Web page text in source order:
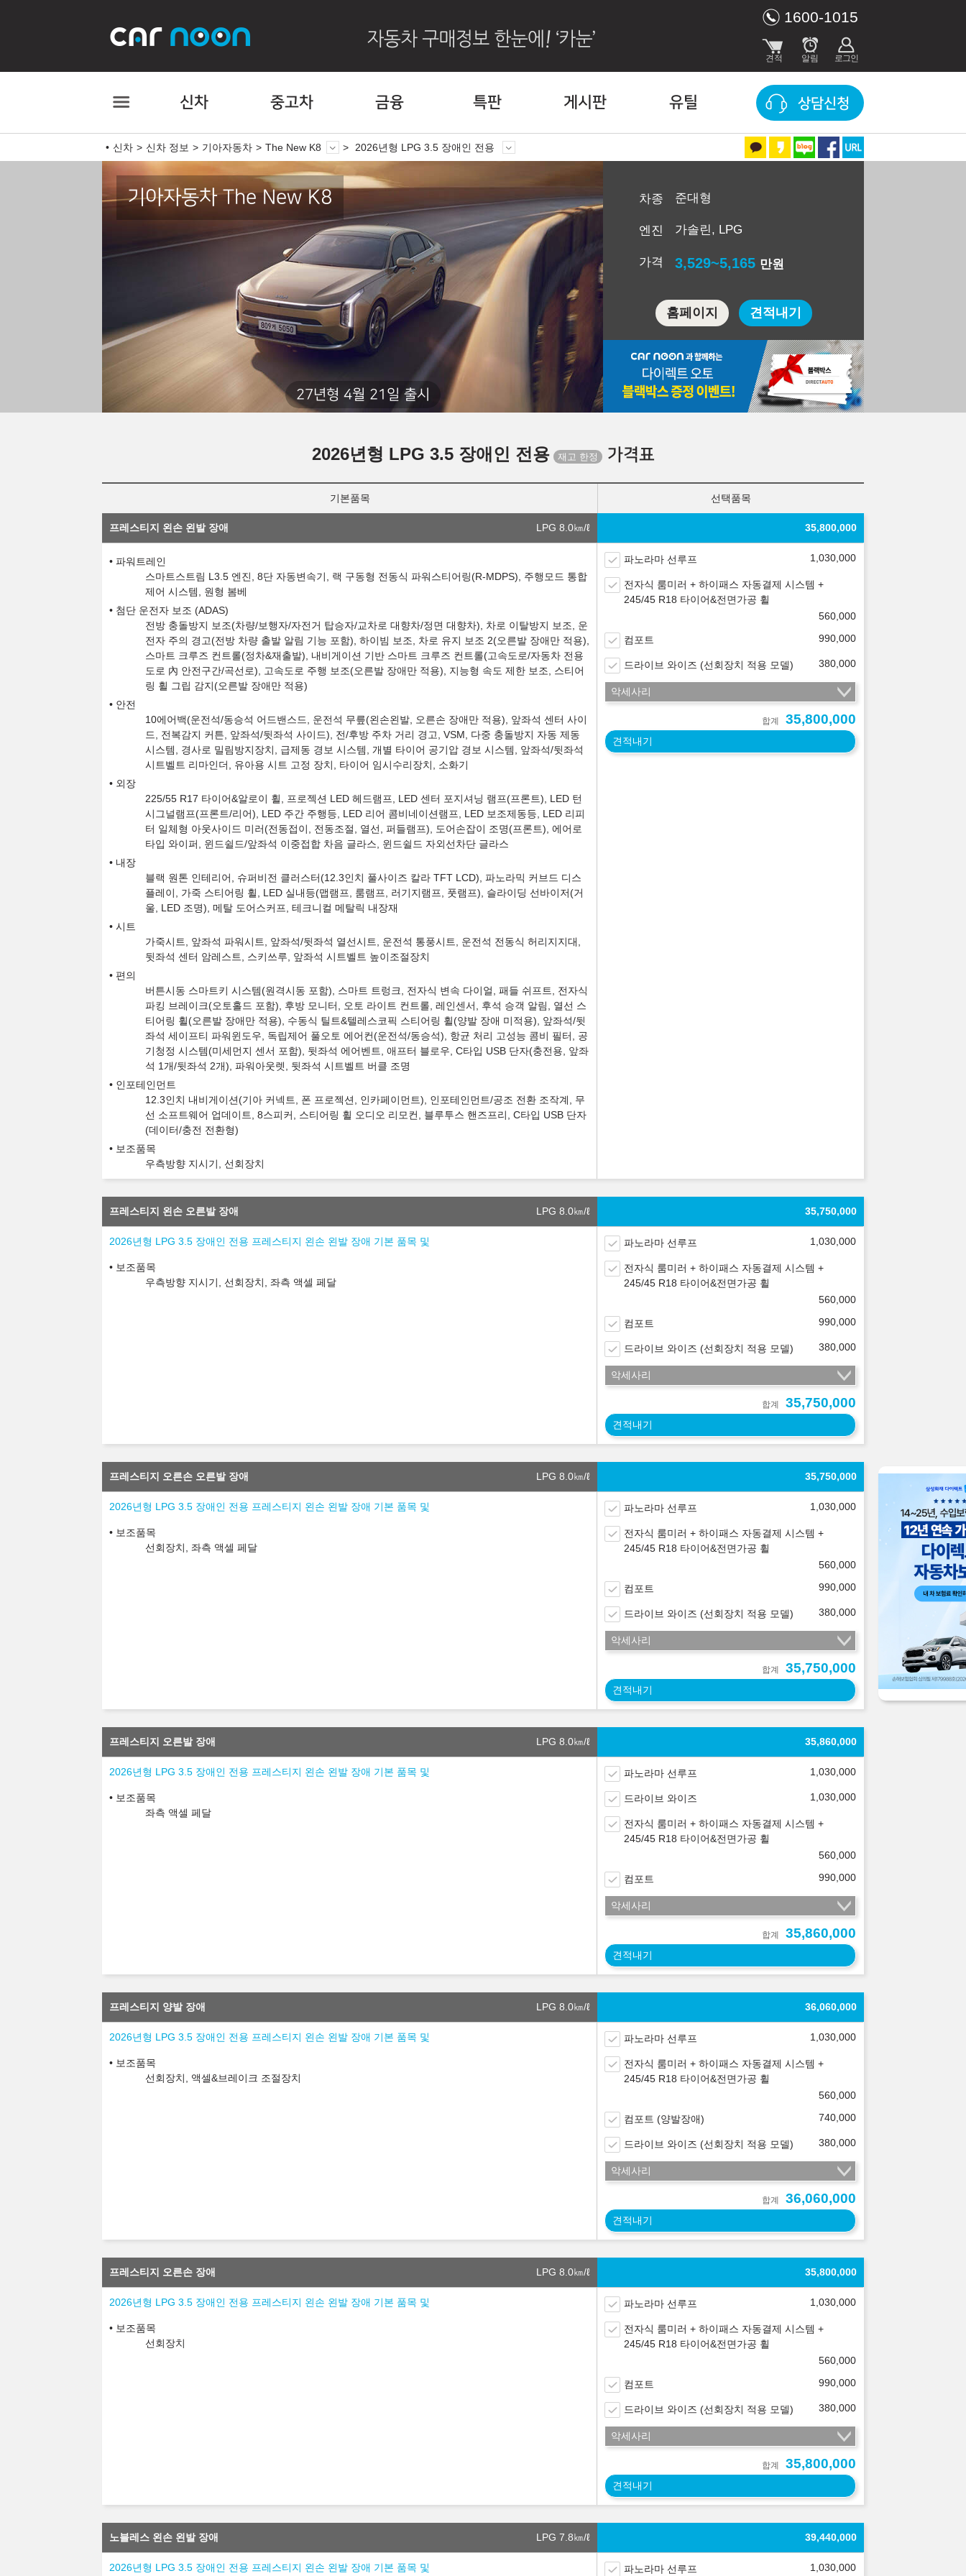
1600-1015
신차 중고차 금융 특판 게시판 유틸 상담신청
신차 신차 정보 기아자동차 The New K8 2026년형 LPG 3.5 장애인 전용
기아자동차 The New K8
27년형 4월 21일 출시
차종 준대형
엔진 가솔린, LPG
가격 3,529~5,165 만원
홈페이지 견적내기
2026년형 LPG 3.5 장애인 전용 가격표
기본품목 선택품목
프레스티지 왼손 왼발 장애 LPG 8.0㎞/ℓ 35,800,000
파워트레인
스마트스트림 L3.5 엔진, 8단 자동변속기, 랙 구동형 전동식 파워스티어링(R-MDPS), 주행모드 통합
제어 시스템, 원형 봄베
첨단 운전자 보조 (ADAS)
전방 충돌방지 보조(차량/보행자/자전거 탑승자/교차로 대향차/정면 대향차), 차로 이탈방지 보조, 운
전자 주의 경고(전방 차량 출발 알림 기능 포함), 하이빔 보조, 차로 유지 보조 2(오른발 장애만 적용),
스마트 크루즈 컨트롤(정차&재출발), 내비게이션 기반 스마트 크루즈 컨트롤(고속도로/자동차 전용
도로 內 안전구간/곡선로), 고속도로 주행 보조(오른발 장애만 적용), 지능형 속도 제한 보조, 스티어
링 휠 그립 감지(오른발 장애만 적용)
안전
10에어백(운전석/동승석 어드밴스드, 운전석 무릎(왼손왼발, 오른손 장애만 적용), 앞좌석 센터 사이
드, 전복감지 커튼, 앞좌석/뒷좌석 사이드), 전/후방 주차 거리 경고, VSM, 다중 충돌방지 자동 제동
시스템, 경사로 밀림방지장치, 급제동 경보 시스템, 개별 타이어 공기압 경보 시스템, 앞좌석/뒷좌석
시트벨트 리마인더, 유아용 시트 고정 장치, 타이어 임시수리장치, 소화기
외장
225/55 R17 타이어&알로이 휠, 프로젝션 LED 헤드램프, LED 센터 포지셔닝 램프(프론트), LED 턴
시그널램프(프론트/리어), LED 주간 주행등, LED 리어 콤비네이션램프, LED 보조제동등, LED 리피
터 일체형 아웃사이드 미러(전동접이, 전동조절, 열선, 퍼들램프), 도어손잡이 조명(프론트), 에어로
타입 와이퍼, 윈드쉴드/앞좌석 이중접합 차음 글라스, 윈드쉴드 자외선차단 글라스
내장
블랙 원톤 인테리어, 슈퍼비전 클러스터(12.3인치 풀사이즈 칼라 TFT LCD), 파노라믹 커브드 디스
플레이, 가죽 스티어링 휠, LED 실내등(맵램프, 룸램프, 러기지램프, 풋램프), 슬라이딩 선바이저(거
울, LED 조명), 메탈 도어스커프, 테크니컬 메탈릭 내장재
시트
가죽시트, 앞좌석 파워시트, 앞좌석/뒷좌석 열선시트, 운전석 통풍시트, 운전석 전동식 허리지지대,
뒷좌석 센터 암레스트, 스키쓰루, 앞좌석 시트벨트 높이조절장치
편의
버튼시동 스마트키 시스템(원격시동 포함), 스마트 트렁크, 전자식 변속 다이얼, 패들 쉬프트, 전자식
파킹 브레이크(오토홀드 포함), 후방 모니터, 오토 라이트 컨트롤, 레인센서, 후석 승객 알림, 열선 스
티어링 휠(오른발 장애만 적용), 수동식 틸트&텔레스코픽 스티어링 휠(양발 장애 미적용), 앞좌석/뒷
좌석 세이프티 파워윈도우, 독립제어 풀오토 에어컨(운전석/동승석), 항균 처리 고성능 콤비 필터, 공
기청정 시스템(미세먼지 센서 포함), 뒷좌석 에어벤트, 애프터 블로우, C타입 USB 단자(충전용, 앞좌
석 1개/뒷좌석 2개), 파워아웃렛, 뒷좌석 시트벨트 버클 조명
인포테인먼트
12.3인치 내비게이션(기아 커넥트, 폰 프로젝션, 인카페이먼트), 인포테인먼트/공조 전환 조작계, 무
선 소프트웨어 업데이트, 8스피커, 스티어링 휠 오디오 리모컨, 블루투스 핸즈프리, C타입 USB 단자
(데이터/충전 전환형)
보조품목
우측방향 지시기, 선회장치
파노라마 선루프 1,030,000
전자식 룸미러 + 하이패스 자동결제 시스템 +
245/45 R18 타이어&전면가공 휠
560,000
컴포트 990,000
드라이브 와이즈 (선회장치 적용 모델) 380,000
악세사리
합계 35,800,000
견적내기
프레스티지 왼손 오른발 장애 LPG 8.0㎞/ℓ 35,750,000
2026년형 LPG 3.5 장애인 전용 프레스티지 왼손 왼발 장애 기본 품목 및
보조품목
우측방향 지시기, 선회장치, 좌측 액셀 페달
파노라마 선루프 1,030,000
전자식 룸미러 + 하이패스 자동결제 시스템 +
245/45 R18 타이어&전면가공 휠
560,000
컴포트 990,000
드라이브 와이즈 (선회장치 적용 모델) 380,000
악세사리
합계 35,750,000
견적내기
프레스티지 오른손 오른발 장애 LPG 8.0㎞/ℓ 35,750,000
2026년형 LPG 3.5 장애인 전용 프레스티지 왼손 왼발 장애 기본 품목 및
보조품목
선회장치, 좌측 액셀 페달
파노라마 선루프 1,030,000
전자식 룸미러 + 하이패스 자동결제 시스템 +
245/45 R18 타이어&전면가공 휠
560,000
컴포트 990,000
드라이브 와이즈 (선회장치 적용 모델) 380,000
악세사리
합계 35,750,000
견적내기
프레스티지 오른발 장애 LPG 8.0㎞/ℓ 35,860,000
2026년형 LPG 3.5 장애인 전용 프레스티지 왼손 왼발 장애 기본 품목 및
보조품목
좌측 액셀 페달
파노라마 선루프 1,030,000
드라이브 와이즈 1,030,000
전자식 룸미러 + 하이패스 자동결제 시스템 +
245/45 R18 타이어&전면가공 휠
560,000
컴포트 990,000
악세사리
합계 35,860,000
견적내기
프레스티지 양발 장애 LPG 8.0㎞/ℓ 36,060,000
2026년형 LPG 3.5 장애인 전용 프레스티지 왼손 왼발 장애 기본 품목 및
보조품목
선회장치, 액셀&브레이크 조절장치
파노라마 선루프 1,030,000
전자식 룸미러 + 하이패스 자동결제 시스템 +
245/45 R18 타이어&전면가공 휠
560,000
컴포트 (양발장애) 740,000
드라이브 와이즈 (선회장치 적용 모델) 380,000
악세사리
합계 36,060,000
견적내기
프레스티지 오른손 장애 LPG 8.0㎞/ℓ 35,800,000
2026년형 LPG 3.5 장애인 전용 프레스티지 왼손 왼발 장애 기본 품목 및
보조품목
선회장치
파노라마 선루프 1,030,000
전자식 룸미러 + 하이패스 자동결제 시스템 +
245/45 R18 타이어&전면가공 휠
560,000
컴포트 990,000
드라이브 와이즈 (선회장치 적용 모델) 380,000
악세사리
합계 35,800,000
견적내기
노블레스 왼손 왼발 장애 LPG 7.8㎞/ℓ 39,440,000
2026년형 LPG 3.5 장애인 전용 프레스티지 왼손 왼발 장애 기본 품목 및 파노라마 선루프 1,030,000